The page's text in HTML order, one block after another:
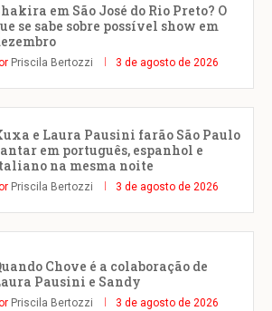
em São José do Rio Preto? O
se sabe sobre possível show em
Priscila Bertozzi 3 de agosto de 2026
e Laura Pausini farão São Paulo
em português, espanhol e
na mesma noite
Priscila Bertozzi 3 de agosto de 2026
Chove é a colaboração de
Pausini e Sandy
Priscila Bertozzi 3 de agosto de 2026